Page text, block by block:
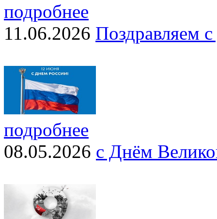
подробнее
11.06.2026 Поздравляем
подробнее
08.05.2026 с Днём